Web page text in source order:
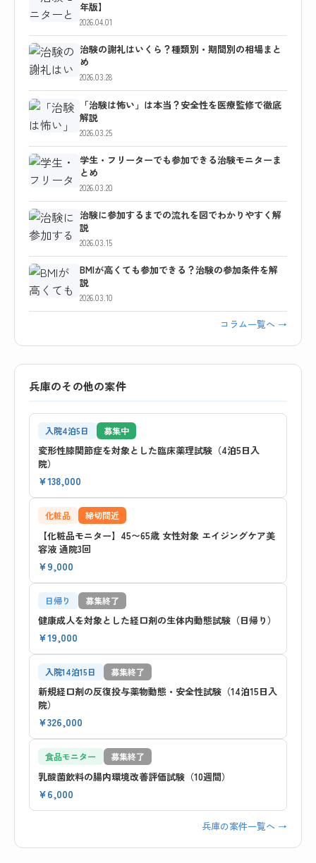
年版】
2026.04.01
治験の謝礼はいくら？種類別・期間別の相場まと
め
2026.03.28
「治験は怖い」は本当？安全性を医療監修で徹底
解説
2026.03.25
学生・フリーターでも参加できる治験モニターま
とめ
2026.03.20
治験に参加するまでの流れを図でわかりやすく解
説
2026.03.15
BMIが高くても参加できる？治験の参加条件を解
説
2026.03.10
コラム一覧へ →
兵庫のその他の案件
入院4泊5日 募集中
変形性膝関節症を対象とした臨床薬理試験（4泊5日入
院）
¥138,000
化粧品 締切間近
【化粧品モニター】45〜65歳 女性対象 エイジングケア美
容液 通院3回
¥9,000
日帰り 募集終了
健康成人を対象とした経口剤の生体内動態試験（日帰り）
¥19,000
入院14泊15日 募集終了
新規経口剤の反復投与薬物動態・安全性試験（14泊15日入
院）
¥326,000
食品モニター 募集終了
乳酸菌飲料の腸内環境改善評価試験（10週間）
¥6,000
兵庫の案件一覧へ →